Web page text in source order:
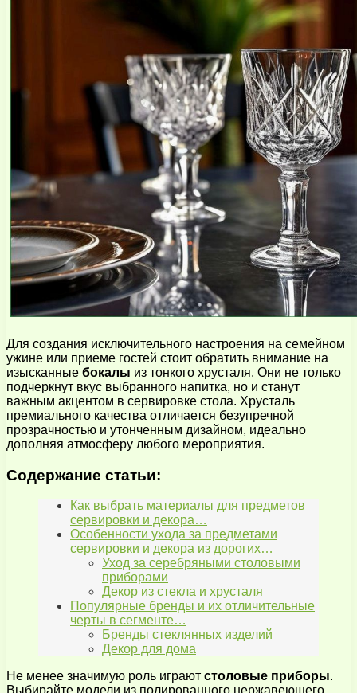
Для создания исключительного настроения на семейном
ужине или приеме гостей стоит обратить внимание на
изысканные бокалы из тонкого хрусталя. Они не только
подчеркнут вкус выбранного напитка, но и станут
важным акцентом в сервировке стола. Хрусталь
премиального качества отличается безупречной
прозрачностью и утонченным дизайном, идеально
дополняя атмосферу любого мероприятия.
Содержание статьи:
Как выбрать материалы для предметов
сервировки и декора…
Особенности ухода за предметами
сервировки и декора из дорогих…
Уход за серебряными столовыми
приборами
Декор из стекла и хрусталя
Популярные бренды и их отличительные
черты в сегменте…
Бренды стеклянных изделий
Декор для дома
Не менее значимую роль играют столовые приборы.